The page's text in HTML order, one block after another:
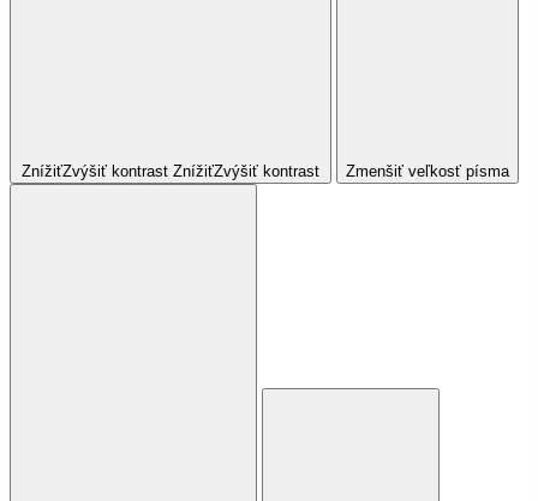
ZnížiťZvýšiť kontrast ZnížiťZvýšiť kontrast Zmenšiť veľkosť písma